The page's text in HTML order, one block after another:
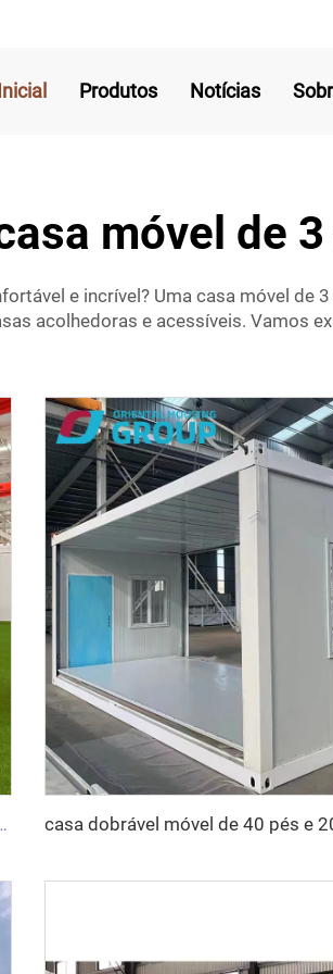
Produtos Notícias
móvel de
e incrível? Uma casa móvel de
acolhedoras e acessíveis. Vamos
de contêiner expansível preço casa pré-fabricada